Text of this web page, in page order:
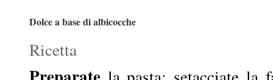
Dolce a base di albicocche
Ricetta